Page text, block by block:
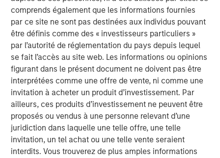
comprends également que les informations fournies
par ce site ne sont pas destinées aux individus pouvant
être définis comme des « investisseurs particuliers »
par l’autorité de réglementation du pays depuis lequel
se fait l’accès au site web. Les informations ou opinions
figurant dans le présent document ne doivent pas être
interprétées comme une offre de vente, ni comme une
invitation à acheter un produit d’investissement. Par
ailleurs, ces produits d’investissement ne peuvent être
proposés ou vendus à une personne relevant d’une
juridiction dans laquelle une telle offre, une telle
invitation, un tel achat ou une telle vente seraient
interdits. Vous trouverez de plus amples informations
Analyses mises en avant